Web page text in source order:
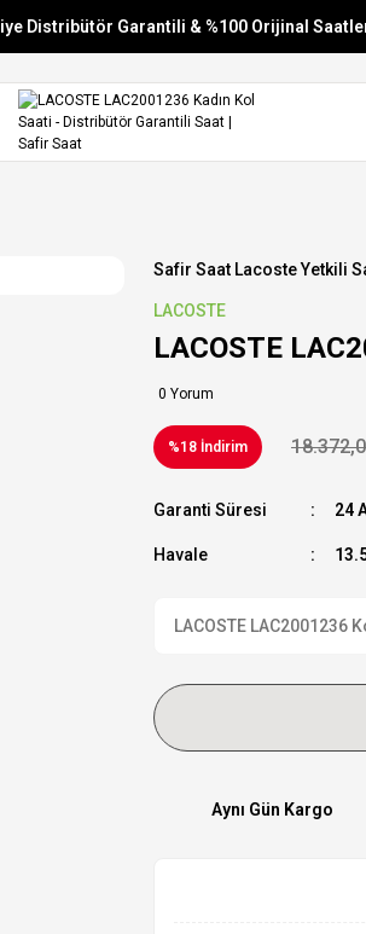
Distribütör Garantili & %100 Orijinal
Vade Farksız 6 Taksit
Aynı Gün Stoktan Gönderim
Safir Saat Lacoste Yetkili
LACOSTE
LACOSTE
0 Yorum
%18 İndirim
Garanti Süresi 24
Havale
LACOSTE
Aynı Gün Kargo